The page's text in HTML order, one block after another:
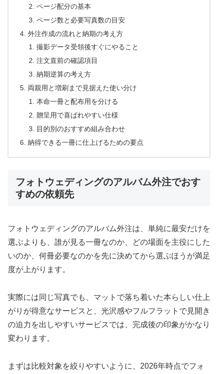
ページ配分の基本
ページ数と必要写真数の目安
外注作成の流れと納期の考え方
撮影データ受領後すぐにやること
注文直前の確認項目
納期逆算の考え方
両親用と増刷まで見据えた使い分け
本命一冊と配布用を分ける
贈呈用で喜ばれやすい仕様
目的別のおすすめ組み合わせ
納得できる一冊に仕上げるための要点
フォトウェディングのアルバム外注でおす
すめの依頼先
フォトウェディングのアルバム外注は、単純に最安だけを
選ぶよりも、誰が見る一冊なのか、どの場面を主役にした
いのか、何冊必要なのかを先に決めてから選ぶほうが満足
度が上がります。
実際には同じ写真でも、マットで落ち着いた本らしい仕上
がりが得意なサービスと、光沢感やフルフラットで見開き
の迫力を出しやすいサービスでは、完成後の印象がかなり
変わります。
まずは比較対象を絞りやすいように、2026年時点でフォ